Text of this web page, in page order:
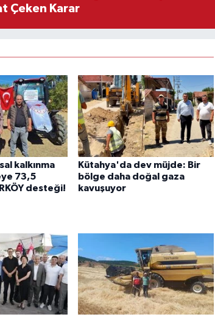
Çeken Karar
kalkınma
73,5
desteği!
Kütahya'da dev müjde: Bir
bölge daha doğal gaza
kavuşuyor